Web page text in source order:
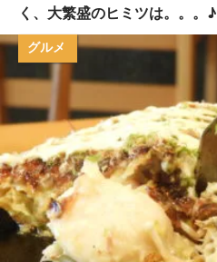
く、大繁盛のヒミツは。。。♪
グルメ